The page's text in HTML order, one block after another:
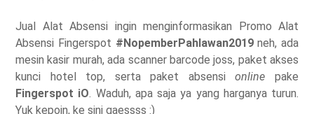
Jual Alat Absensi ingin menginformasikan Promo Alat
Absensi Fingerspot #NopemberPahlawan2019neh, ada
mesin kasir murah, ada scanner barcode joss, paket akses
kunci hotel top, serta paket absensionlinepake
Fingerspot iO. Waduh, apa saja ya yang harganya turun.
Yuk kepoin, ke sini gaessss :)